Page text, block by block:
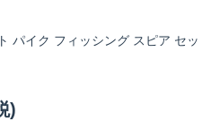
パイク フィッシング スピア セッ
)